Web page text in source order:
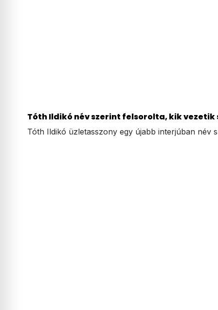
Tóth Ildikó név szerint felsorolta, kik vezetik
Tóth Ildikó üzletasszony egy újabb interjúban név